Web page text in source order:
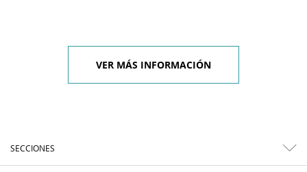
VER MÁS INFORMACIÓN
SECCIONES